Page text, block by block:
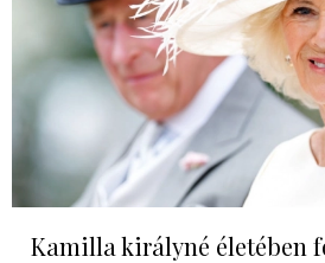
Kamilla királyné életében